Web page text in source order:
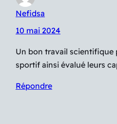
Nefidsa
10 mai 2024
Un bon travail scientifique
sportif ainsi évalué leurs
Répondre